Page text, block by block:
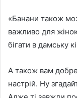
«Банани також
важливо для
бігати в дамську
А також вам
настрій. Ну